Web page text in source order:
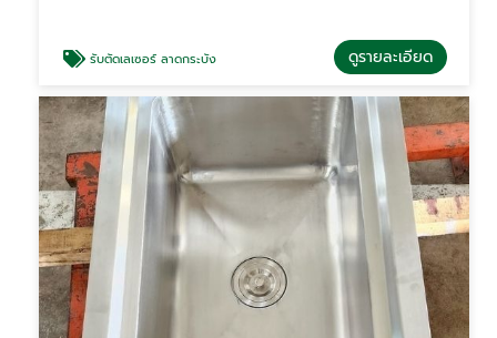
รับตัดเลเซอร์ ลาดกระบัง ดูรายละเอียด